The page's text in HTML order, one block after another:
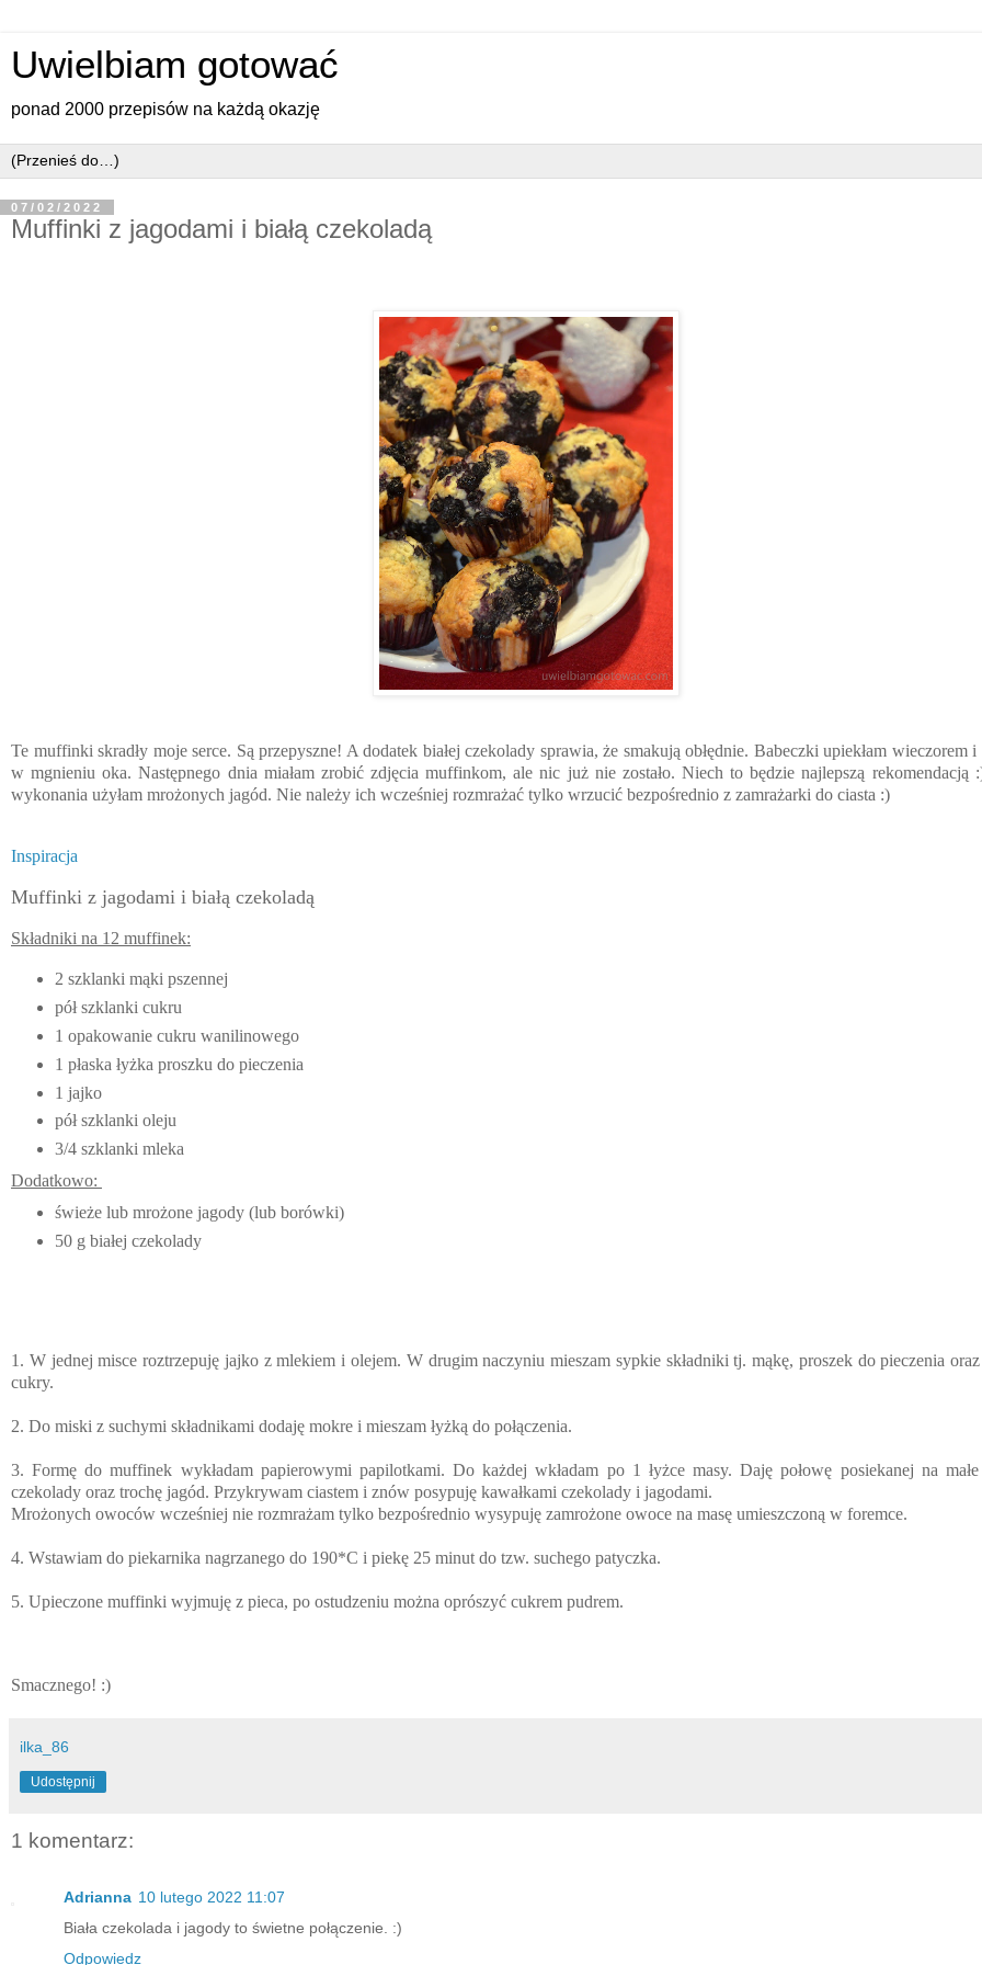
Uwielbiam gotować
ponad 2000 przepisów na każdą okazję
07/02/2022
Muffinki z jagodami i białą czekoladą
Te muffinki skradły moje serce. Są przepyszne! A dodatek białej czekolady sprawia, że smakują obłędnie. Babeczki upiekłam wieczorem i
w mgnieniu oka. Następnego dnia miałam zrobić zdjęcia muffinkom, ale nic już nie zostało. Niech to będzie najlepszą rekomendacją
wykonania użyłam mrożonych jagód. Nie należy ich wcześniej rozmrażać tylko wrzucić bezpośrednio z zamrażarki do ciasta :)
Inspiracja
Muffinki z jagodami i białą czekoladą
Składniki na 12 muffinek:
2 szklanki mąki pszennej
pół szklanki cukru
1 opakowanie cukru wanilinowego
1 płaska łyżka proszku do pieczenia
1 jajko
pół szklanki oleju
3/4 szklanki mleka
Dodatkowo:
świeże lub mrożone jagody (lub borówki)
50 g białej czekolady
1. W jednej misce roztrzepuję jajko z mlekiem i olejem. W drugim naczyniu mieszam sypkie składniki tj. mąkę, proszek do pieczenia
cukry.
2. Do miski z suchymi składnikami dodaję mokre i mieszam łyżką do połączenia.
3. Formę do muffinek wykładam papierowymi papilotkami. Do każdej wkładam po 1 łyżce masy. Daję połowę posiekanej na małe
czekolady oraz trochę jagód. Przykrywam ciastem i znów posypuję kawałkami czekolady i jagodami.
Mrożonych owoców wcześniej nie rozmrażam tylko bezpośrednio wysypuję zamrożone owoce na masę umieszczoną w foremce.
4. Wstawiam do piekarnika nagrzanego do 190*C i piekę 25 minut do tzw. suchego patyczka.
5. Upieczone muffinki wyjmuję z pieca, po ostudzeniu można oprószyć cukrem pudrem.
Smacznego! :)
ilka_86
Udostępnij
1 komentarz:
Adrianna 10 lutego 2022 11:07
Biała czekolada i jagody to świetne połączenie. :)
Odpowiedz